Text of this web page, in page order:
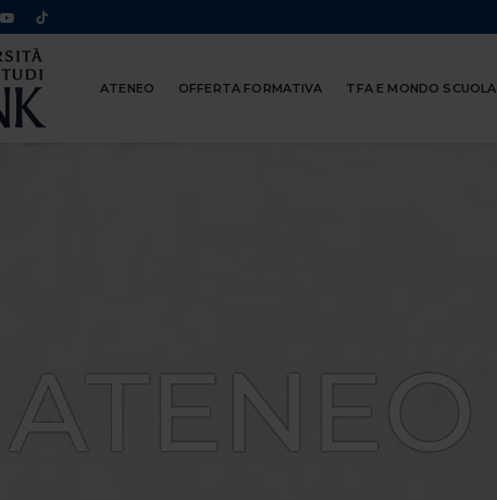
ATENEO OFFERTA FORMATIVA TFA E MONDO SCUOLA
ATENEO